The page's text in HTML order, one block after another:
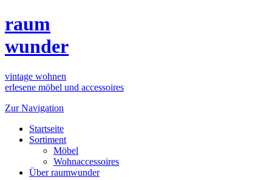
raum
wunder
vintage wohnen
erlesene möbel und accessoires
Zur Navigation
Startseite
Sortiment
Möbel
Wohnaccessoires
Über raumwunder